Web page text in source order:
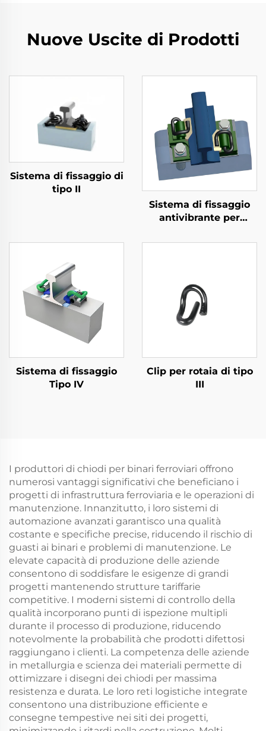
Nuove Uscite di Prodotti
Sistema di fissaggio di
tipo II
Sistema di fissaggio
antivibrante per
Sistema di fissaggio
Tipo IV
Clip per rotaia di tipo
III
I produttori di chiodi per binari ferroviari offrono
numerosi vantaggi significativi che beneficiano i
progetti di infrastruttura ferroviaria e le operazioni di
manutenzione. Innanzitutto, i loro sistemi di
automazione avanzati garantisco una qualità
costante e specifiche precise, riducendo il rischio di
guasti ai binari e problemi di manutenzione. Le
elevate capacità di produzione delle aziende
consentono di soddisfare le esigenze di grandi
progetti mantenendo strutture tariffarie
competitive. I moderni sistemi di controllo della
qualità incorporano punti di ispezione multipli
durante il processo di produzione, riducendo
notevolmente la probabilità che prodotti difettosi
raggiungano i clienti. La competenza delle aziende
in metallurgia e scienza dei materiali permette di
ottimizzare i disegni dei chiodi per massima
resistenza e durata. Le loro reti logistiche integrate
consentono una distribuzione efficiente e
consegne tempestive nei siti dei progetti,